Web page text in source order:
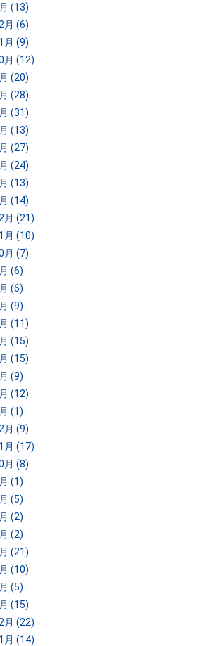
(13)
月 (6)
月 (9)
月 (12)
(20)
(28)
(31)
(13)
(27)
(24)
(13)
(14)
月 (21)
月 (10)
月 (7)
(6)
(6)
(9)
(11)
(15)
(15)
(9)
(12)
(1)
月 (9)
月 (17)
月 (8)
(1)
(5)
(2)
(2)
(21)
(10)
(5)
(15)
月 (22)
月 (14)